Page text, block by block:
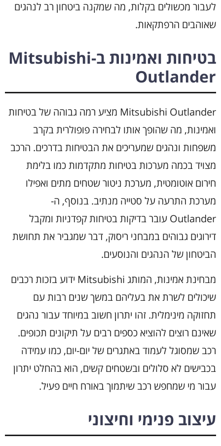
לעבור מכשולים בקלות, מה שמקנה ביטחון רב לנהגים
שאוהבים הרפתקאות.
בטיחות ואמינות ב-Mitsubishi
Outlander
Mitsubishi Outlander מציע רמה גבוהה של בטיחות
ואמינות, מה שהופך אותו לבחירה פופולרית בקרב
משפחות ונהגים שמעריכים את הבטיחות בדרכים. הרכב
מצויד בכמה מערכות בטיחות מתקדמות כמו בלימת
חירום אוטומטית, מערכת ניטור שטחים מתים ואפילו
מערכת התרעה על סטייה מנתיב. בנוסף, ה-
Outlander עובר בדיקות בטיחות קפדניות ומקבל
דירוגים גבוהים במבחני ריסוק, דבר שמגביר את תחושת
הביטחון של הנהגים והנוסעים.
מבחינת אמינות, המותג Mitsubishi ידוע בזכות רכבים
שיכולים לשרת את בעליהם במשך שנים רבות עם
תחזוקה מינימלית. זהו יתרון חשוב במיוחד עבור נהגים
שאינם רוצים להוציא כספים רבים על תיקונים תכופים.
רכב שמסוגל לעמוד באתגרים של יום-יום, כמו עמידה
בכבישים לא סלולים ובשטחים קשים, הוא בהחלט יתרון
עבור מי שמחפש רכב שיתמוך באורח חיים פעיל.
עיצוב פנימי וחיצוני